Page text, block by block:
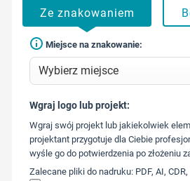
Ze znakowaniem
Miejsce na znakowanie:
217
Wgraj logo lub projekt:
Wgraj swój projekt lub jakiekolwiek
projektant przygotuje dla Ciebie
wyśle go do potwierdzenia po złożeniu
Zalecane pliki do nadruku: PDF, AI, CDR,